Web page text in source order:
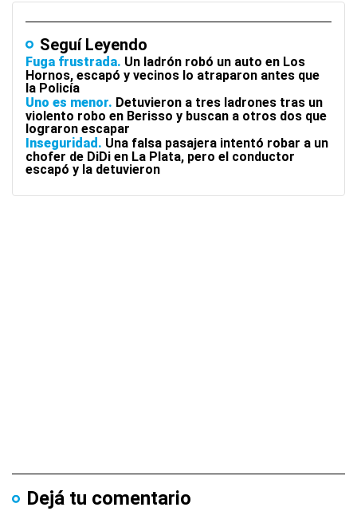
Seguí Leyendo
Fuga frustrada Un ladrón robó un auto en Los
Hornos, escapó y vecinos lo atraparon antes que
la Policía
Uno es menor
Detuvieron a tres ladrones tras un
violento robo en Berisso y buscan a otros dos que
lograron escapar
Inseguridad
Una falsa pasajera intentó robar a un
chofer de DiDi en La Plata, pero el conductor
escapó y la detuvieron
Dejá tu comentario